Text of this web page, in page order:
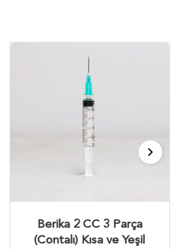
Berika 2 CC 3 Parça
(Contalı) Kısa ve Yeşil